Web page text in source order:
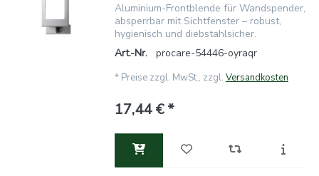
Aluminium-Frontblende für Wandspender,
absperrbar mit Sichtfenster – robust,
hygienisch und diebstahlsicher.
Art.-Nr.
procare-54446-oyraqr
* Preise zzgl. MwSt., zzgl. Versandkosten
17,44 € *